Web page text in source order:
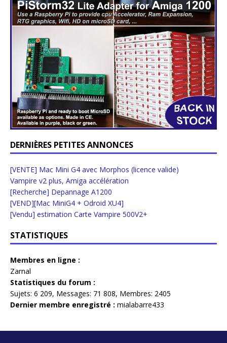
DERNIÈRES PETITES ANNONCES
[VENTE] Mac Mini G4 avec Morphos (licence valide)
Vampire v2 plus, Amiga accélération
[Recherche] Depannage A1200
[VEND][Mac MiniG4 + Odroid XU4]
[Vendu] estimation Carte Vampire 500V2+
STATISTIQUES
Membres en ligne :
Zarnal
Statistiques du forum :
Sujets: 6 209, Messages: 71 808, Membres: 2405
Dernier membre enregistré : mialabarre433